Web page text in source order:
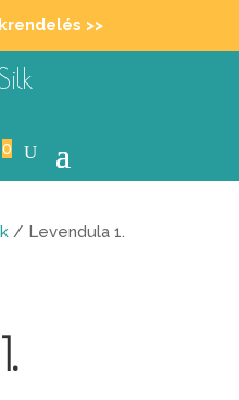
>>
0
/ Levendula 1.